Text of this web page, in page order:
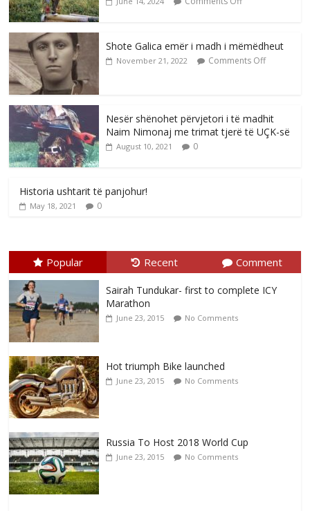
Shote Galica emër i madh i mëmëdheut
November 21, 2022 Comments Off
Nesër shënohet përvjetori i të madhit
Naim Nimonaj me trimat tjerë të UÇK-së
August 10, 2021 0
Historia ushtarit të panjohur!
May 18, 2021 0
Popular Recent Comment
Sairah Tundukar- first to complete ICY
Marathon
June 23, 2015 No Comments
Hot triumph Bike launched
June 23, 2015 No Comments
Russia To Host 2018 World Cup
June 23, 2015 No Comments